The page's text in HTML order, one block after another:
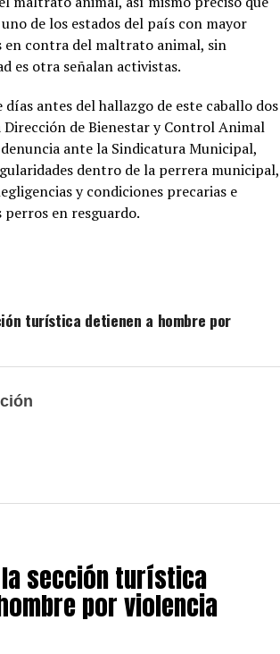
de los estados del país con mayor
en contra del maltrato animal, sin
es otra señalan activistas.
antes del hallazgo de este caballo dos
Dirección de Bienestar y Control Animal
ante la Sindicatura Municipal,
dentro de la perrera municipal,
y condiciones precarias e
en resguardo.
turística detienen a hombre por
sección turística
por violencia